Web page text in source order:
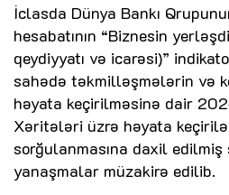
İclasda Dünya Bankı
hesabatının “Biznesin
qeydiyyatı və icarəsi)”
sahədə təkmilləşmələrin və
həyata keçirilməsinə dair
Xəritələri üzrə həyata
sorğulanmasına daxil
yanaşmalar müzakirə edilib.